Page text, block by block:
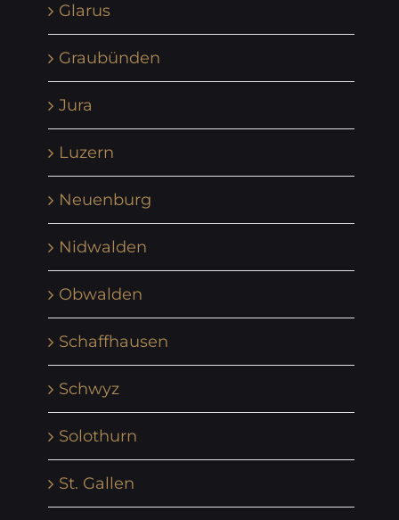
Glarus
Graubünden
Jura
Luzern
Neuenburg
Nidwalden
Obwalden
Schaffhausen
Schwyz
Solothurn
St. Gallen